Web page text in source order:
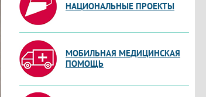
НАЦИОНАЛЬНЫЕ ПРОЕКТЫ
МОБИЛЬНАЯ МЕДИЦИНСКАЯ
ПОМОЩЬ